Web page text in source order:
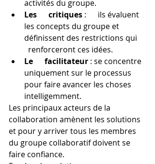
activités du groupe.
Les      critiques :      ils évaluent
les concepts du groupe et
définissent des restrictions qui
  renforceront ces idées.
Le      facilitateur : se concentre
uniquement sur le processus
pour faire avancer les choses
intelligemment.
Les principaux acteurs de la
collaboration amènent les solutions
et pour y arriver tous les membres
du groupe collaboratif doivent se
faire confiance.